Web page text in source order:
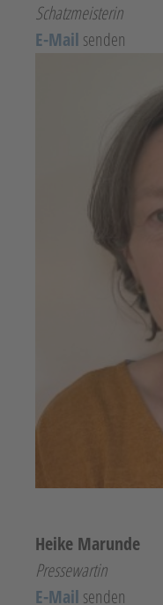
Schatzmeisterin
E-Mail senden
Heike Marunde
Pressewartin​
E-Mail senden